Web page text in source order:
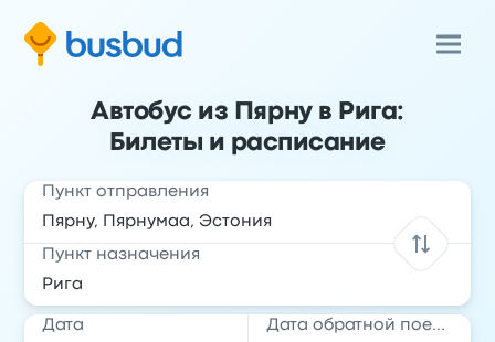
Автобус из Пярну в Рига:
Билеты и расписание
Пункт отправления
Пункт назначения
Дата Дата обратной поездки